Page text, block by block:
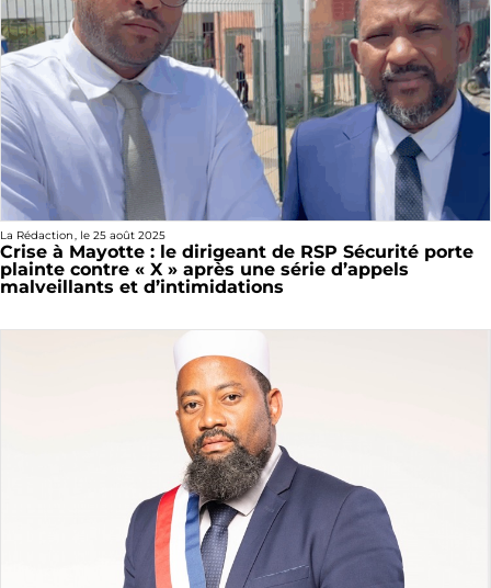
La Rédaction, le 25 août 2025
Crise à Mayotte : le dirigeant de RSP Sécurité porte
plainte contre « X » après une série d’appels
malveillants et d’intimidations